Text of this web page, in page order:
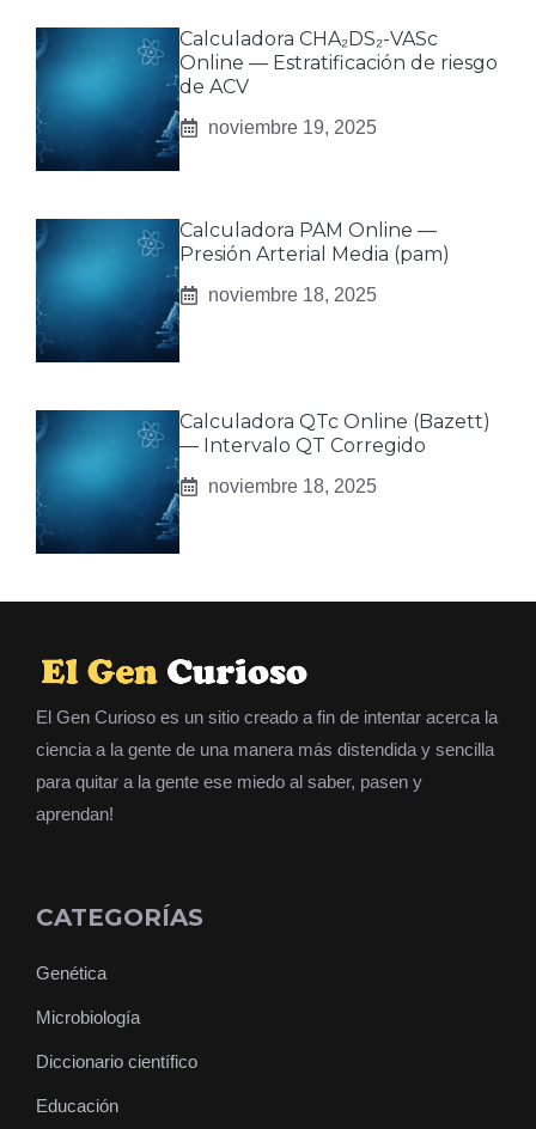
Calculadora CHA₂DS₂-VASc
Online — Estratificación de riesgo
de ACV
noviembre 19, 2025
Calculadora PAM Online —
Presión Arterial Media (pam)
noviembre 18, 2025
Calculadora QTc Online (Bazett)
— Intervalo QT Corregido
noviembre 18, 2025
El Gen Curioso es un sitio creado a fin de intentar acerca la
ciencia a la gente de una manera más distendida y sencilla
para quitar a la gente ese miedo al saber, pasen y
aprendan!
CATEGORÍAS
Genética
Microbiología
Diccionario científico
Educación